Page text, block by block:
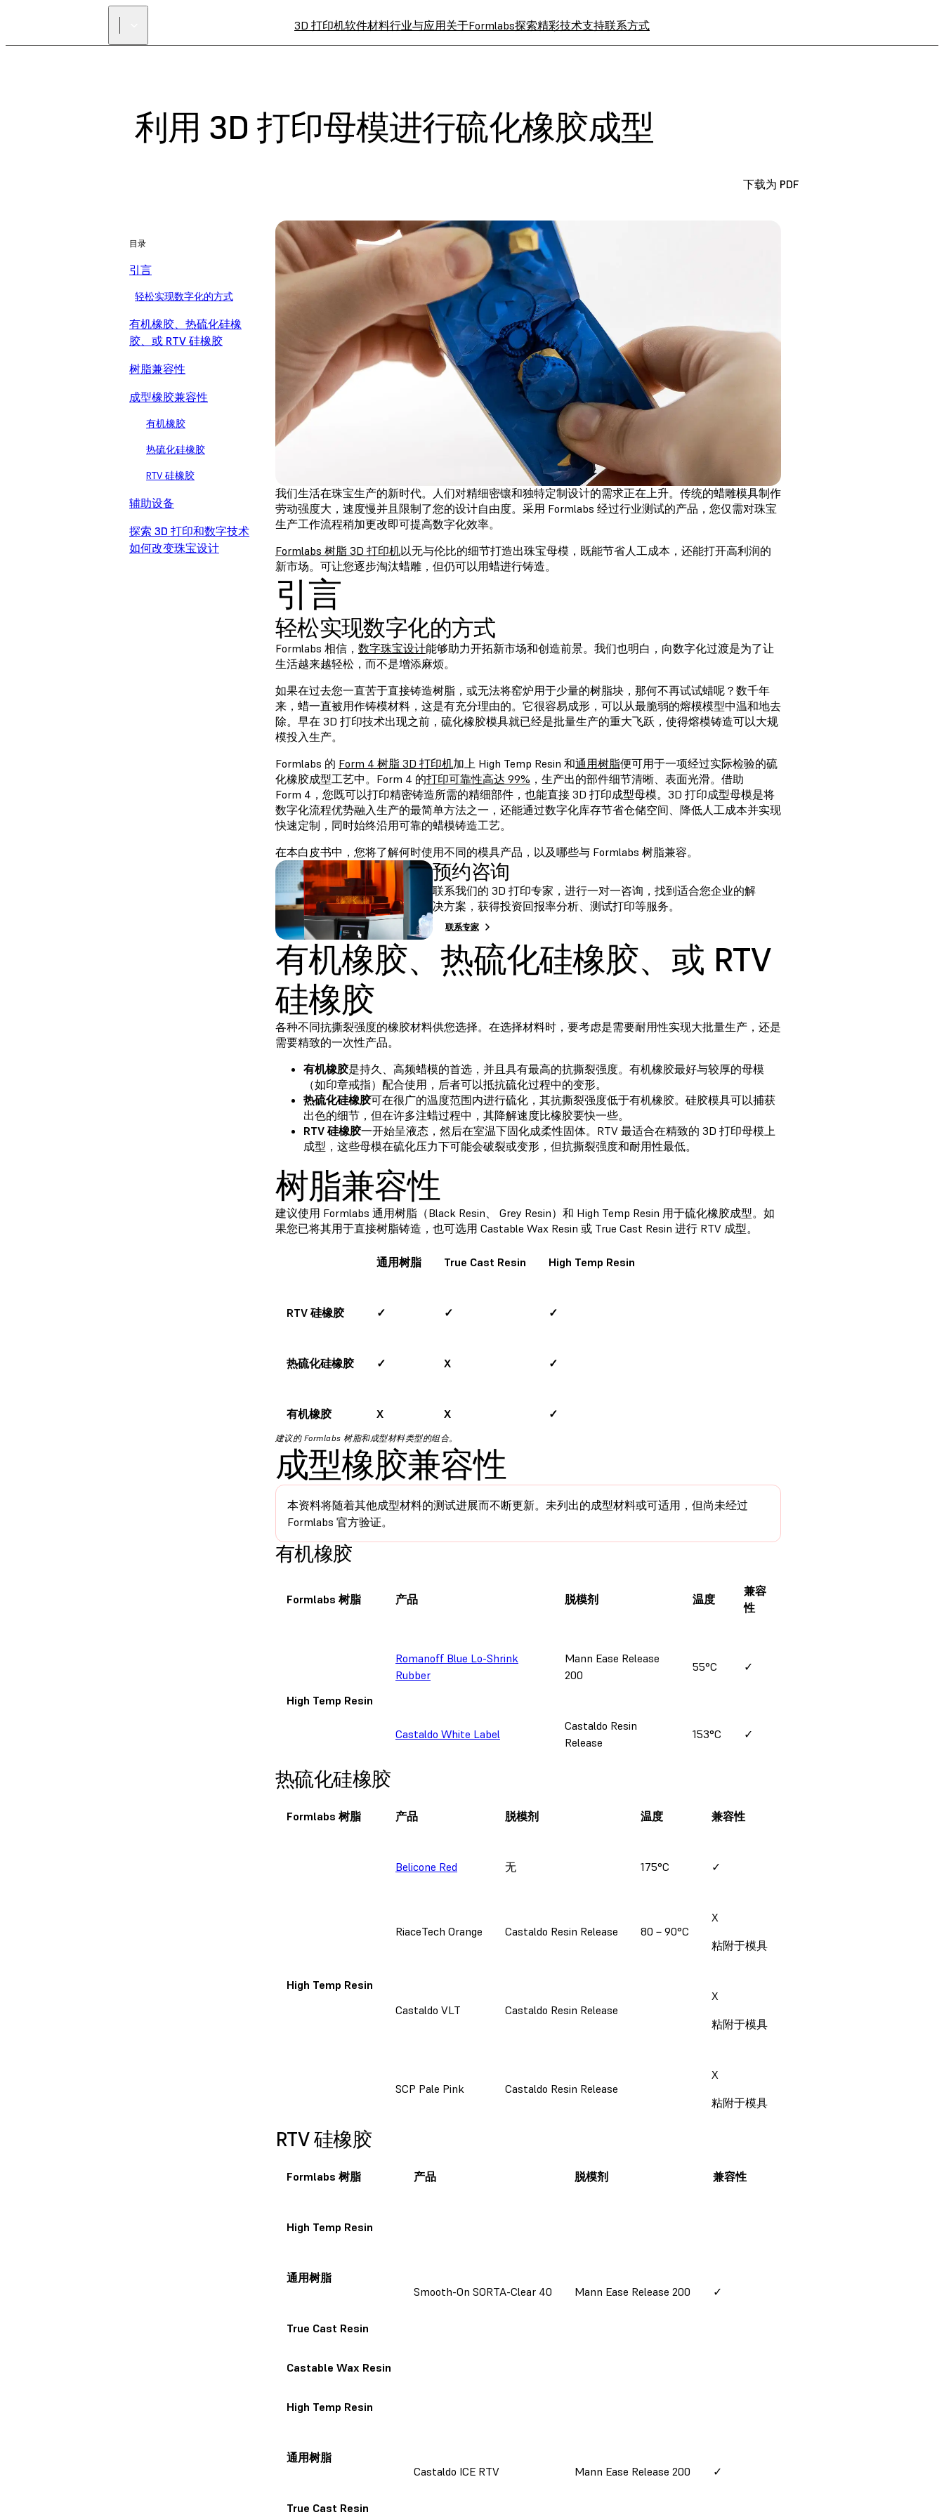
3D 打印机软件材料行业与应用关于Formlabs探索精彩技术支持联系方式
利用 3D 打印母模进行硫化橡胶成型
下载为 PDF
目录
引言
轻松实现数字化的方式
有机橡胶、热硫化硅橡
胶、或 RTV 硅橡胶
树脂兼容性
成型橡胶兼容性
有机橡胶
热硫化硅橡胶
RTV 硅橡胶
辅助设备
探索 3D 打印和数字技术
如何改变珠宝设计
我们生活在珠宝生产的新时代。人们对精细密镶和独特定制设计的需求正在上升。传统的蜡雕模具制作
劳动强度大，速度慢并且限制了您的设计自由度。采用 Formlabs 经过行业测试的产品，您仅需对珠宝
生产工作流程稍加更改即可提高数字化效率。
Formlabs 树脂 3D 打印机以无与伦比的细节打造出珠宝母模，既能节省人工成本，还能打开高利润的
新市场。可让您逐步淘汰蜡雕，但仍可以用蜡进行铸造。
引言
轻松实现数字化的方式
Formlabs 相信， 数字珠宝设计能够助力开拓新市场和创造前景。我们也明白，向数字化过渡是为了让
生活越来越轻松，而不是增添麻烦。
如果在过去您一直苦于直接铸造树脂，或无法将窑炉用于少量的树脂块，那何不再试试蜡呢？数千年
来，蜡一直被用作铸模材料，这是有充分理由的。它很容易成形，可以从最脆弱的熔模模型中温和地去
除。早在 3D 打印技术出现之前，硫化橡胶模具就已经是批量生产的重大飞跃，使得熔模铸造可以大规
模投入生产。
Formlabs 的 Form 4 树脂 3D 打印机加上 High Temp Resin 和通用树脂便可用于一项经过实际检验的硫
化橡胶成型工艺中。Form 4 的打印可靠性高达 99% ，生产出的部件细节清晰、表面光滑。借助
Form 4，您既可以打印精密铸造所需的精细部件，也能直接 3D 打印成型母模。3D 打印成型母模是将
数字化流程优势融入生产的最简单方法之一，还能通过数字化库存节省仓储空间、降低人工成本并实现
快速定制，同时始终沿用可靠的蜡模铸造工艺。
在本白皮书中，您将了解何时使用不同的模具产品，以及哪些与 Formlabs 树脂兼容。
预约咨询
联系我们的 3D 打印专家，进行一对一咨询，找到适合您企业的解
决方案，获得投资回报率分析、测试打印等服务。
联系专家
有机橡胶、热硫化硅橡胶、或 RTV
硅橡胶
各种不同抗撕裂强度的橡胶材料供您选择。在选择材料时，要考虑是需要耐用性实现大批量生产，还是
需要精致的一次性产品。
有机橡胶是持久、高频蜡模的首选，并且具有最高的抗撕裂强度。有机橡胶最好与较厚的母模
（如印章戒指）配合使用，后者可以抵抗硫化过程中的变形。
热硫化硅橡胶可在很广的温度范围内进行硫化，其抗撕裂强度低于有机橡胶。硅胶模具可以捕获
出色的细节，但在许多注蜡过程中，其降解速度比橡胶要快一些。
RTV 硅橡胶一开始呈液态，然后在室温下固化成柔性固体。RTV 最适合在精致的 3D 打印母模上
成型，这些母模在硫化压力下可能会破裂或变形，但抗撕裂强度和耐用性最低。
树脂兼容性
建议使用 Formlabs 通用树脂（Black Resin、 Grey Resin）和 High Temp Resin 用于硫化橡胶成型。如
果您已将其用于直接树脂铸造，也可选用 Castable Wax Resin 或 True Cast Resin 进行 RTV 成型。
通用树脂 True Cast Resin High Temp Resin
RTV 硅橡胶 ✓ ✓ ✓
热硫化硅橡胶 ✓ X ✓
有机橡胶 X X ✓
建议的 Formlabs 树脂和成型材料类型的组合。
成型橡胶兼容性
本资料将随着其他成型材料的测试进展而不断更新。未列出的成型材料或可适用，但尚未经过
Formlabs 官方验证。
有机橡胶
Formlabs 树脂 产品 脱模剂 温度
兼容
性
High Temp Resin
Romanoff Blue Lo-Shrink
Rubber
Mann Ease Release
200
55°C ✓
Castaldo White Label
Castaldo Resin
Release
153°C ✓
热硫化硅橡胶
Formlabs 树脂 产品 脱模剂 温度 兼容性
High Temp Resin
Belicone Red 无 175°C ✓
RiaceTech Orange Castaldo Resin Release 80－90°C
X
粘附于模具
Castaldo VLT Castaldo Resin Release
X
粘附于模具
SCP Pale Pink Castaldo Resin Release
X
粘附于模具
RTV 硅橡胶
Formlabs 树脂 产品 脱模剂 兼容性
High Temp Resin
Smooth-On SORTA-Clear 40 Mann Ease Release 200 ✓
通用树脂
True Cast Resin
Castable Wax Resin
High Temp Resin
Castaldo ICE RTV Mann Ease Release 200 ✓
通用树脂
True Cast Resin